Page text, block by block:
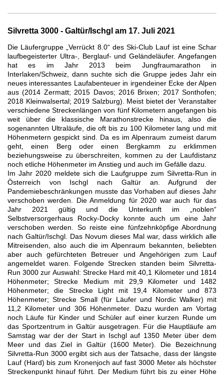
Silvretta 3000 - Galtür/Ischgl am 17. Juli 2021
Die Läufergruppe „Verrückt 8.0“ des Ski-Club Lauf ist eine Schar
laufbegeisterter Ultra-, Berglauf- und Geländeläufer. Angefangen
hat es im Jahr 2013 beim Jungfraumarathon in
Interlaken/Schweiz, dann suchte sich die Gruppe jedes Jahr ein
neues interessantes Laufabenteuer in irgendeiner Ecke der Alpen
aus (2014 Zermatt; 2015 Davos; 2016 Brixen; 2017 Sonthofen;
2018 Kleinwalsertal; 2019 Salzburg). Meist bietet der Veranstalter
verschiedene Streckenlängen von fünf Kilometern angefangen bis
weit über die klassische Marathonstrecke hinaus, also die
sogenannten Ultraläufe, die oft bis zu 100 Kilometer lang und mit
Höhenmetern gespickt sind. Da es im Alpenraum zumeist darum
geht, einen Berg oder einen Bergkamm zu erklimmen
beziehungsweise zu überschreiten, kommen zu der Laufdistanz
noch etliche Höhenmeter im Anstieg und auch im Gefälle dazu.
Im Jahr 2020 meldete sich die Laufgruppe zum Silvretta-Run in
Österreich von Ischgl nach Galtür an. Aufgrund der
Pandemiebeschränkungen musste das Vorhaben auf dieses Jahr
verschoben werden. Die Anmeldung für 2020 war auch für das
Jahr 2021 gültig und die Unterkunft im „noblen“
Selbstversorgerhaus Rocky-Docky konnte auch um eine Jahr
verschoben werden. So reiste eine fünfzehnköpfige Abordnung
nach Galtür/Ischgl. Das Novum dieses Mal war, dass wirklich alle
Mitreisenden, also auch die im Alpenraum bekannten, beliebten
aber auch gefürchteten Betreuer und Angehörigen zum Lauf
angemeldet waren. Folgende Strecken standen beim Silvretta-
Run 3000 zur Auswahl: Strecke Hard mit 40,1 Kilometer und 1814
Höhenmeter; Strecke Medium mit 29,9 Kilometer und 1482
Höhenmeter; die Strecke Light mit 19,4 Kilometer und 873
Höhenmeter; Strecke Small (für Läufer und Nordic Walker) mit
11,2 Kilometer und 306 Höhenmeter. Dazu wurden am Vortag
noch Läufe für Kinder und Schüler auf einer kurzen Runde um
das Sportzentrum in Galtür ausgetragen. Für die Hauptläufe am
Samstag war der der Start in Ischgl auf 1350 Meter über dem
Meer und das Ziel in Galtür (1600 Meter). Die Bezeichnung
Silvretta-Run 3000 ergibt sich aus der Tatsache, dass der längste
Lauf (Hard) bis zum Kronenjoch auf fast 3000 Meter als höchster
Streckenpunkt hinauf führt. Der Medium führt bis zu einer Höhe